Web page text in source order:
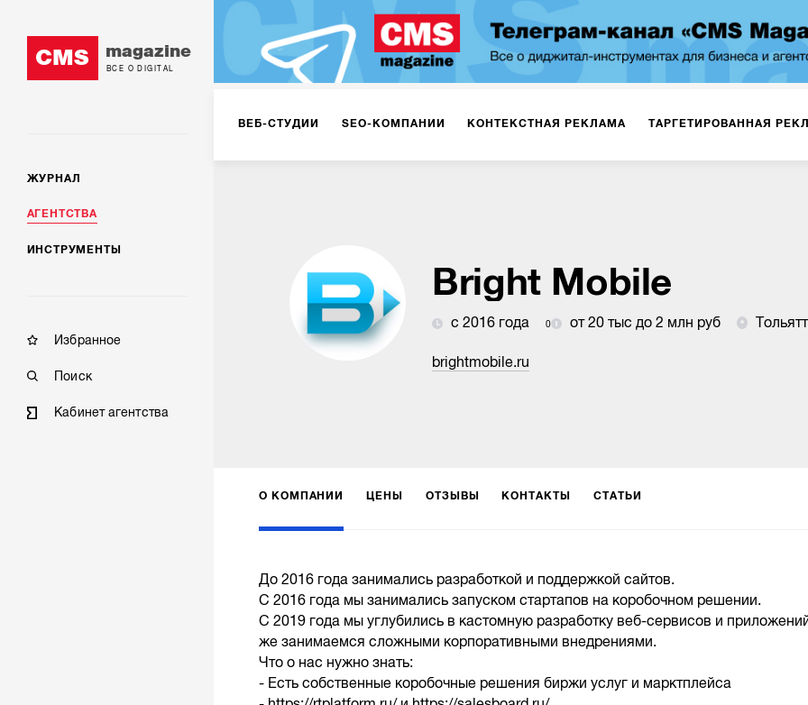
CMS magazine
ВСЕ О DIGITAL
ЖУРНАЛ
АГЕНТСТВА
ИНСТРУМЕНТЫ
Избранное
Поиск
Кабинет агентства
ВЕБ-СТУДИИ SEO-КОМПАНИИ КОНТЕКСТНАЯ РЕКЛАМА ТАРГЕТИРОВАННАЯ
РЕКЛАМА НА ИНТЕРНЕТ-ПЛОЩАДКАХ РАБОТА С МАРКЕТПЛЕЙСАМИ
КОНСАЛТИНГ VR/AR
Bright Mobile
с 2016 года 0 от 20 тыс до 2 млн руб
brightmobile.ru
О КОМПАНИИ ЦЕНЫ ОТЗЫВЫ КОНТАКТЫ СТАТЬИ
До 2016 года занимались разработкой и поддержкой сайтов.
С 2016 года мы занимались запуском стартапов на коробочном решении.
С 2019 года мы углубились в кастомную разработку веб-сервисов и
же занимаемся сложными корпоративными внедрениями.
Что о нас нужно знать:
- Есть собственные коробочные решения биржи услуг и марктплейса